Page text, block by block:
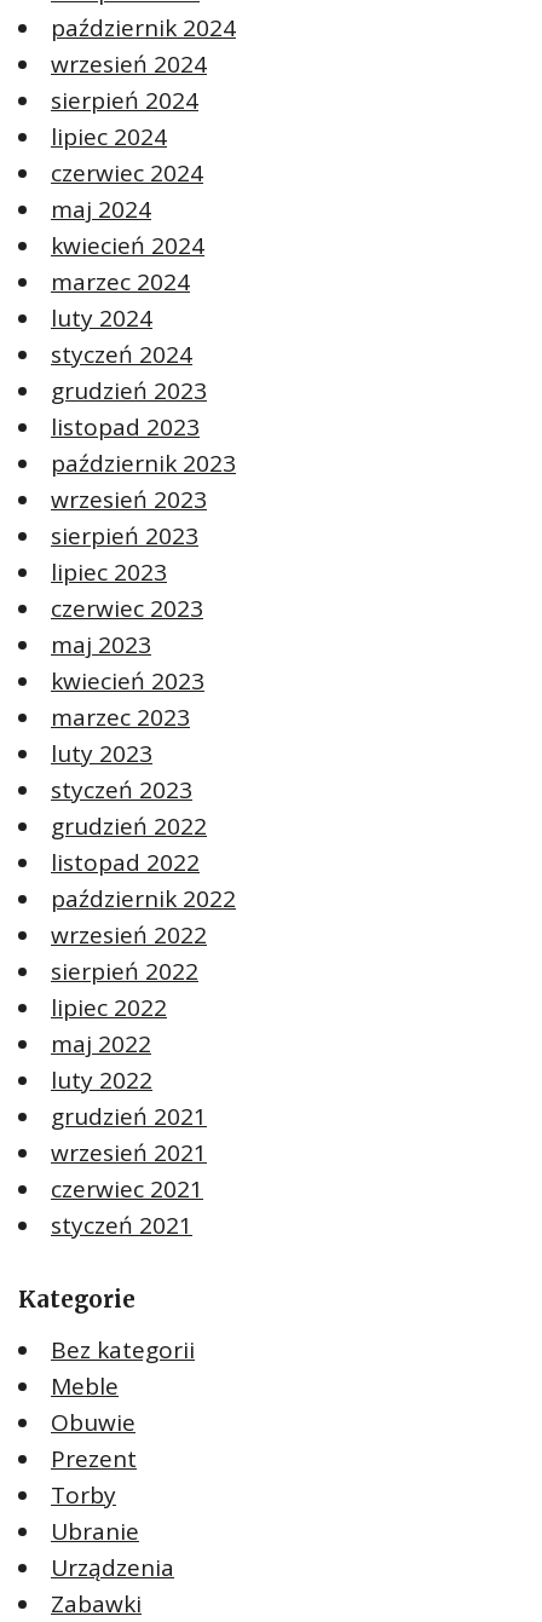
październik 2024
wrzesień 2024
sierpień 2024
lipiec 2024
czerwiec 2024
maj 2024
kwiecień 2024
marzec 2024
luty 2024
styczeń 2024
grudzień 2023
listopad 2023
październik 2023
wrzesień 2023
sierpień 2023
lipiec 2023
czerwiec 2023
maj 2023
kwiecień 2023
marzec 2023
luty 2023
styczeń 2023
grudzień 2022
listopad 2022
październik 2022
wrzesień 2022
sierpień 2022
lipiec 2022
maj 2022
luty 2022
grudzień 2021
wrzesień 2021
czerwiec 2021
styczeń 2021
Kategorie
Bez kategorii
Meble
Obuwie
Prezent
Torby
Ubranie
Urządzenia
Zabawki